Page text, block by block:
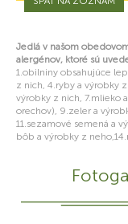
Jedlá v našom
alergénov, ktoré sú
1.obilniny obsahujúce
z nich, 4.ryby a výrobky
výrobky z nich, 7.mlieko
orechov), 9.zeler a
11.sezamové semená a
bôb a výrobky z